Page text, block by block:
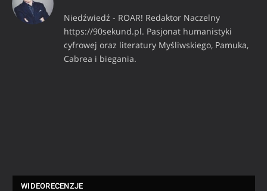
Niedźwiedź - ROAR! Redaktor Naczelny
https://90sekund.pl. Pasjonat humanistyki
cyfrowej oraz literatury Myśliwskiego, Pamuka,
Cabrea i biegania.
WIDEORECENZJE